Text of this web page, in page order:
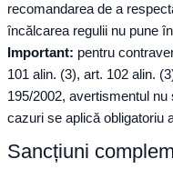
recomandarea de a
încălcarea regulii nu pune
Important: pentru
101 alin. (3), art. 102 alin.
195/2002, avertismentul
cazuri se aplică obligatoriu
Sancțiuni